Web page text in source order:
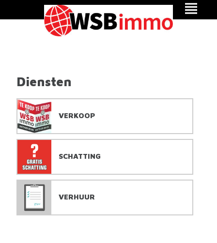
Diensten
VERKOOP
SCHATTING
VERHUUR